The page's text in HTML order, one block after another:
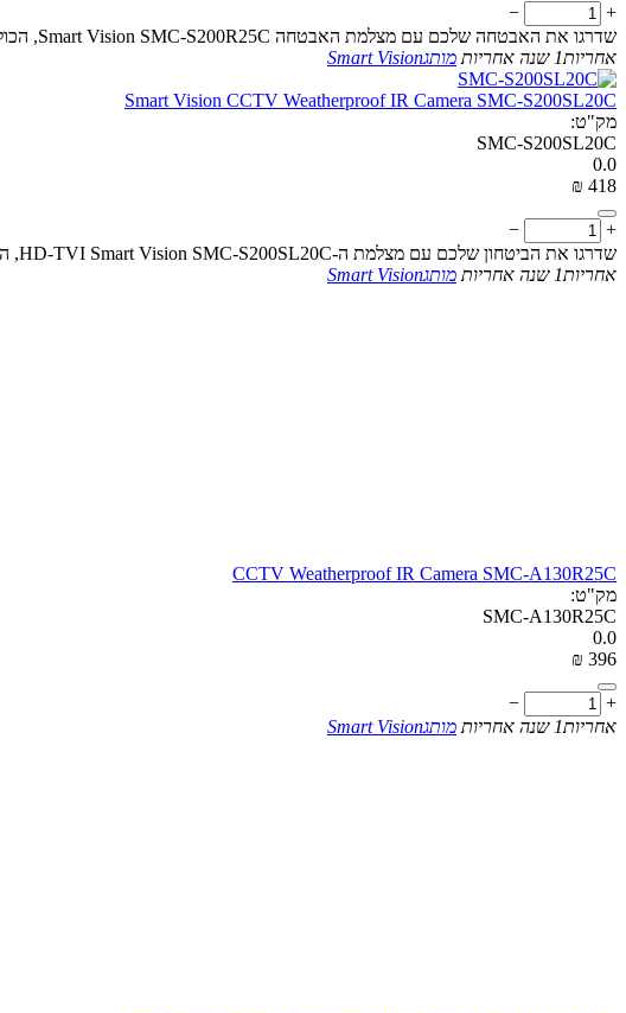
+
−
שדרגו את האבטחה שלכם עם מצלמת האבטחה Smart Vision SMC-S200R25C, הכוללת רזולוציית 1080p ועיצוב עמיד בפני מזג האוויר
אחריות1 שנה אחריות מותגSmart Vision
Smart Vision CCTV Weatherproof IR Camera SMC-S200SL20C
מק"ט:
SMC-S200SL20C
0.0
₪ ‍418‍
+
−
שדרגו את הביטחון שלכם עם מצלמת ה-HD-TVI Smart Vision SMC-S200SL20C, המציעה רזולוציית 1080P ויכולות ראיית לילה מתקדמות
אחריות1 שנה אחריות מותגSmart Vision
CCTV Weatherproof IR Camera SMC-A130R25C
מק"ט:
SMC-A130R25C
0.0
₪ ‍396‍
+
−
אחריות1 שנה אחריות מותגSmart Vision